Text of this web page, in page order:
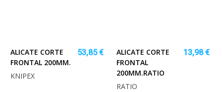
ALICATE CORTE
FRONTAL 200MM.
53,85 €
KNIPEX
ALICATE CORTE
FRONTAL
200MM.RATIO
13,98 €
RATIO